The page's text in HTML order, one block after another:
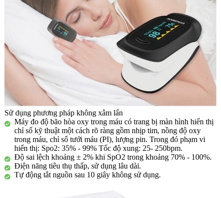
Sử dụng phương pháp không xâm lấn
Máy đo độ bão hòa oxy trong máu có trang bị màn hình hiển thị
chỉ số kỹ thuật một cách rõ ràng gồm nhịp tim, nồng độ oxy
trong máu, chỉ số tưới máu (PI), lượng pin. Trong đó phạm vi
hiển thị: Spo2: 35% - 99% Tốc độ xung: 25- 250bpm.
Độ sai lệch khoảng ± 2% khi SpO2 trong khoảng 70% - 100%.
Điện năng tiêu thụ thấp, sử dụng lâu dài.
Tự động tắt nguồn sau 10 giây không sử dụng.